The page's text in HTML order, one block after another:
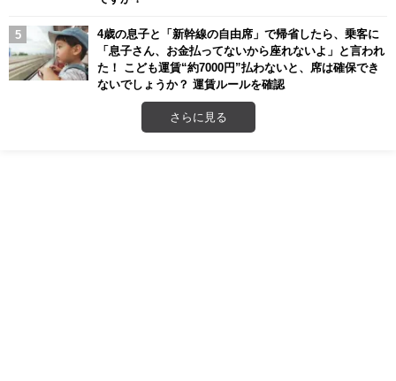
4歳の息子と「新幹線の自由席」で帰省したら、乗客に
「息子さん、お金払ってないから座れないよ」と言われ
た！ こども運賃“約7000円”払わないと、席は確保でき
ないでしょうか？ 運賃ルールを確認
さらに見る